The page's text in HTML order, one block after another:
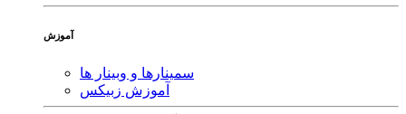
آموزش
سمینارها و وبینار ها
آموزش زبیکس